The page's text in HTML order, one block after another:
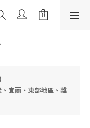
宜蘭、東部地區、離